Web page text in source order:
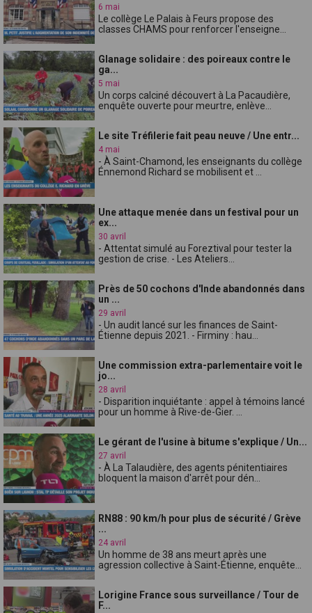
6 mai
Le collège Le Palais à Feurs propose des
classes CHAMS pour renforcer l'enseigne...
Glanage solidaire : des poireaux contre le
ga...
5 mai
Un corps calciné découvert à La Pacaudière,
enquête ouverte pour meurtre, enlève...
Le site Tréfilerie fait peau neuve / Une entr...
4 mai
- À Saint-Chamond, les enseignants du collège
Énnemond Richard se mobilisent et ...
Une attaque menée dans un festival pour un
ex...
30 avril
- Attentat simulé au Foreztival pour tester la
gestion de crise. - Les Ateliers...
Près de 50 cochons d'Inde abandonnés dans
un ...
29 avril
- Un audit lancé sur les finances de Saint-
Étienne depuis 2021. - Firminy : hau...
Une commission extra-parlementaire voit le
jo...
28 avril
- Disparition inquiétante : appel à témoins lancé
pour un homme à Rive-de-Gier. ...
Le gérant de l'usine à bitume s'explique / Un...
27 avril
- À La Talaudière, des agents pénitentiaires
bloquent la maison d'arrêt pour dén...
RN88 : 90 km/h pour plus de sécurité / Grève
...
24 avril
Un homme de 38 ans meurt après une
agression collective à Saint-Étienne, enquête...
Lorigine France sous surveillance / Tour de
F...